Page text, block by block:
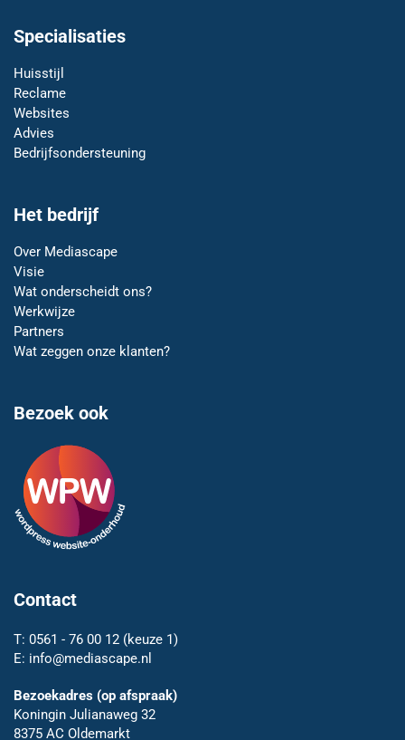
Specialisaties
Huisstijl
Reclame
Websites
Advies
Bedrijfsondersteuning
Het bedrijf
Over Mediascape
Visie
Wat onderscheidt ons?
Werkwijze
Partners
Wat zeggen onze klanten?
Bezoek ook
Contact
T: 0561 - 76 00 12 (keuze 1)
E: info@mediascape.nl
Bezoekadres (op afspraak)
Koningin Julianaweg 32
8375 AC Oldemarkt